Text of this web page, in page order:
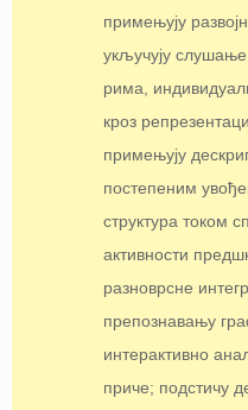
примењују
укључују
рима,
кроз
примењују
постепеним
структура током
активности
разноврсне
препознавању
интерактивно
приче; подстичу